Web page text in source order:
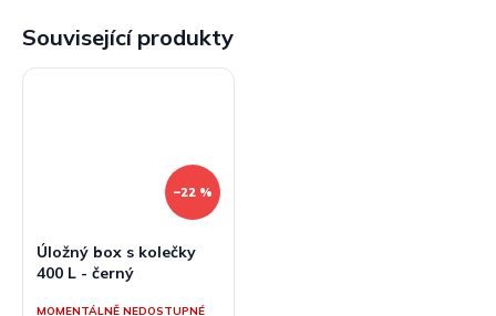
Související produkty
–22 %
Úložný box s kolečky
400 L - černý
MOMENTÁLNĚ NEDOSTUPNÉ